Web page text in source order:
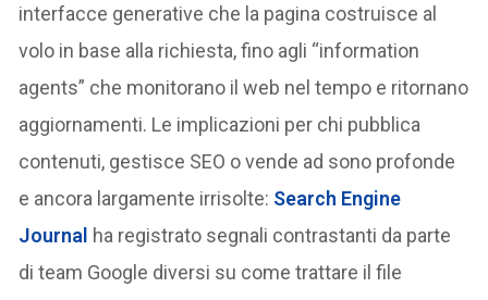
interfacce generative che la pagina costruisce al
volo in base alla richiesta, fino agli “information
agents” che monitorano il web nel tempo e ritornano
aggiornamenti. Le implicazioni per chi pubblica
contenuti, gestisce SEO o vende ad sono profonde
e ancora largamente irrisolte: Search Engine
Journal ha registrato segnali contrastanti da parte
di team Google diversi su come trattare il file